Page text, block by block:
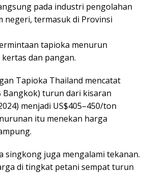
pada industri pengolahan
negeri, termasuk di Provinsi
tapioka menurun
dan pangan.
Tapioka Thailand mencatat
Bangkok) turun dari kisaran
menjadi US$405–450/ton
itu menekan harga
singkong juga mengalami tekanan.
di tingkat petani sempat turun